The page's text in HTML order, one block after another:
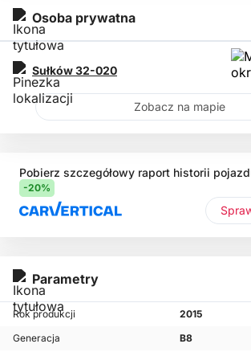
Pobierz szczegółowy raport historii
-20%
Parametry
Rok produkcji
2015
Generacja
B8
Osoba prywatna
Sułków32-020
Zobacz na mapie